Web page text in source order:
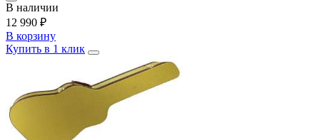
В наличии
12 990 ₽
В корзину
Купить в 1 клик